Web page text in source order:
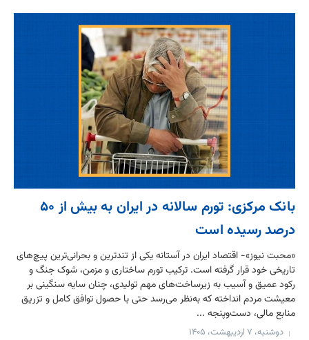
بانک مرکزی: تورم سالانه در ایران به بیش از ۵۰
درصد رسیده است
«محبت نیوز»- اقتصاد ایران در آستانه یکی از تندترین و بحرانی‌ترین پیچ‌های
تاریخی خود قرار گرفته است. ترکیب تورم ساختاری و مزمن، شوک جنگ و
رکود عمیق و آسیب به زیرساخت‌های مهم تولیدی، چنان سایه سنگینی بر
معیشت مردم انداخته که به‌نظر می‌رسد حتی با حصول توافق کامل و تزریق
منابع مالی، دست‌وپنجه ...
دوشنبه، ۷ اردیبهشت، ۱۴۰۵